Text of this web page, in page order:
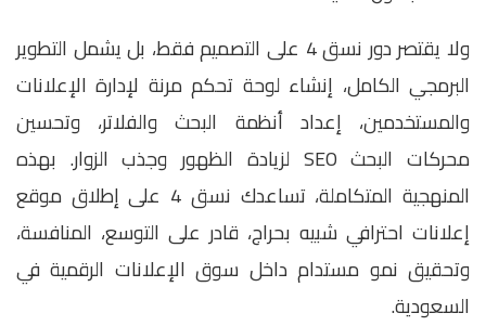
ولا يقتصر دور نسق 4 على التصميم فقط، بل يشمل التطوير
البرمجي الكامل، إنشاء لوحة تحكم مرنة لإدارة الإعلانات
والمستخدمين، إعداد أنظمة البحث والفلاتر، وتحسين
محركات البحث SEO لزيادة الظهور وجذب الزوار. بهذه
المنهجية المتكاملة، تساعدك نسق 4 على إطلاق موقع
إعلانات احترافي شبيه بحراج، قادر على التوسع، المنافسة،
وتحقيق نمو مستدام داخل سوق الإعلانات الرقمية في
السعودية.